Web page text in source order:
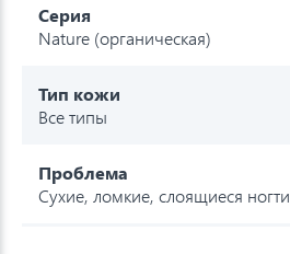
Серия
Nature (органическая)
Тип кожи
Все типы
Проблема
Сухие, ломкие, слоящиеся ногти